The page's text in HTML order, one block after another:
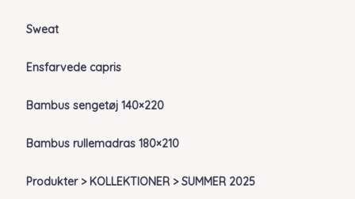
Sweat
Ensfarvede capris
Bambus sengetøj 140×220
Bambus rullemadras 180×210
Produkter > KOLLEKTIONER > SUMMER 2025